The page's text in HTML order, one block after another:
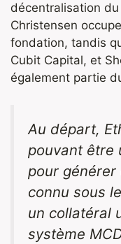
décentralisation
Christensen
fondation, tandis
Cubit Capital, et
également partie
Au départ,
pouvant être
pour générer
connu sous
un collatéral
système